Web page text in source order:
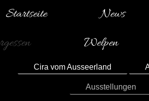
Startseite
News
Welpen
Cira vom Ausseerland
Ausstellungen